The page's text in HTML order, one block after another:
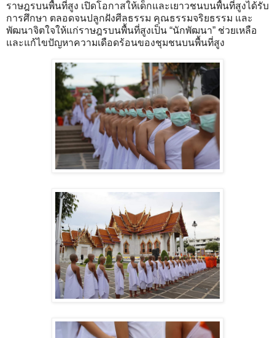
ราษฎรบนพื้นที่สูง เปิดโอกาสให้เด็กและเยาวชนบนพื้นที่สูงได้รับ
การศึกษา ตลอดจนปลูกฝังศีลธรรม คุณธรรมจริยธรรม และ
พัฒนาจิตใจให้แก่ราษฎรบนพื้นที่สูงเป็น “นักพัฒนา” ช่วยเหลือ
และแก้ไขปัญหาความเดือดร้อนของชุมชนบนพื้นที่สูง